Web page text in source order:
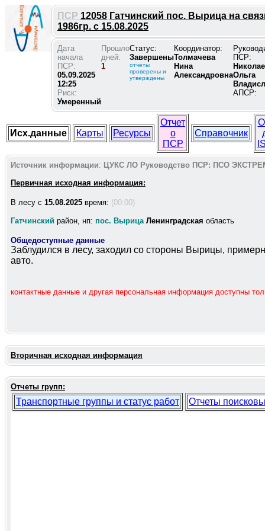
ПСР 12058 Гатчинский пос. Вырица на
1986гр. с 15.08.2025
Дата
начала
ПСР:
05.09.2025
12:25
Риск:
Умеренный
Прошло
дней:
1
Статус:
Завершены
отчеты
проверены и
утверждены
Координатор:
Толмачева
Нина
Александровна
ПСР:
Ольга
АПСР:
Исх.данные Карты Ресурсы
Отчет
о
ПСР
Справочник
Источник информации: ЦУКС ЛО Руководство ПСР: ПСО
Первичная исходная информация:
В лесу c 15.08.2025 время: (00:00)
Гатчинский район, нп: пос. Вырица Ленинградская область
Общедоступные данные
Заблудился в лесу, заходил со стороны Вырицы,
авто.
контактные данные и другая персональная информация доступны
Вторичная исходная информация
Отчеты групп:
Транспортные группы и статус работ Отчеты